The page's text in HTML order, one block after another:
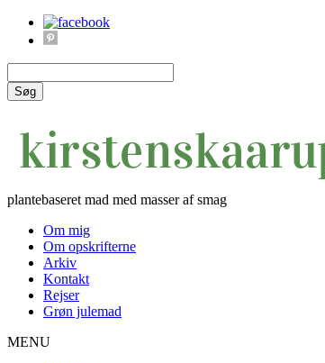
Søg
plantebaseret mad med masser af smag
Om mig
Om opskrifterne
Arkiv
Kontakt
Rejser
Grøn julemad
MENU